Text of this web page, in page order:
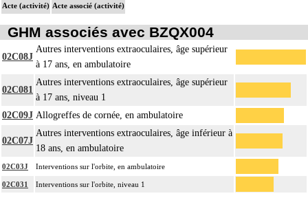
Acte (activité) Acte associé (activité)
GHM associés avec BZQX004
02C08J
Autres interventions extraoculaires, âge supérieur
à 17 ans, en ambulatoire
02C081
Autres interventions extraoculaires, âge supérieur
à 17 ans, niveau 1
02C09J Allogreffes de cornée, en ambulatoire
02C07J
Autres interventions extraoculaires, âge inférieur à
18 ans, en ambulatoire
02C03J Interventions sur l'orbite, en ambulatoire
02C031 Interventions sur l'orbite, niveau 1